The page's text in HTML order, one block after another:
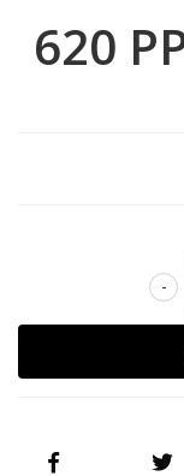
620
-